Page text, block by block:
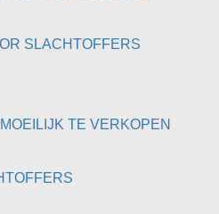
SLACHTOFFERS
TE VERKOPEN